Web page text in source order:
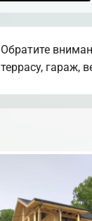
Обратите
террасу, гараж,